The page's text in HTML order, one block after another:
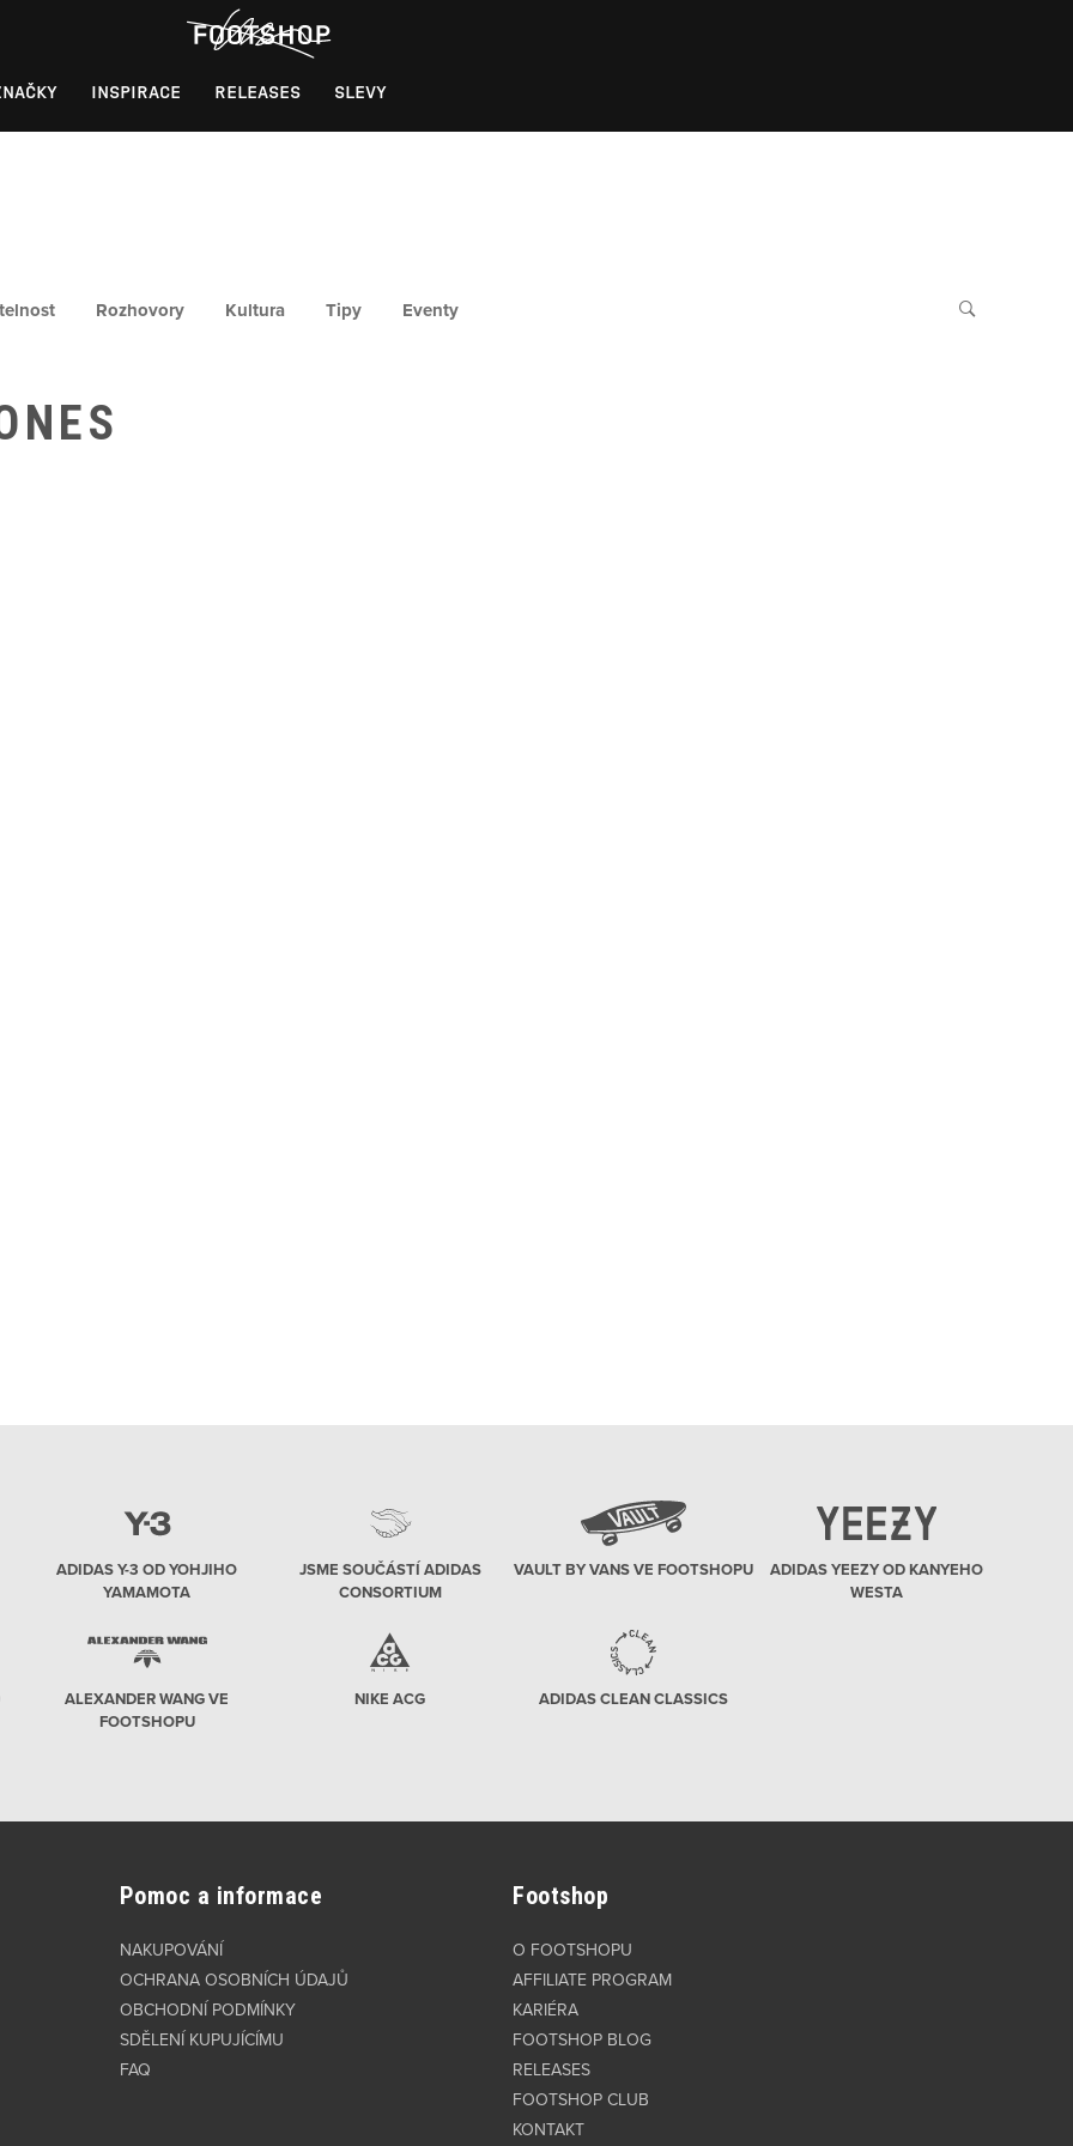
INSPIRACE RELEASES SLEVY
Rozhovory Kultura Tipy Eventy
ADIDAS Y-3 OD YOHJIHO
YAMAMOTA
JSME SOUČÁSTÍ ADIDAS
CONSORTIUM
VAULT BY VANS VE FOOTSHOPU
ADIDAS YEEZY OD KANYEHO
WESTA
ALEXANDER WANG VE
FOOTSHOPU
NIKE ACG ADIDAS CLEAN CLASSICS
Pomoc a informace
NAKUPOVÁNÍ
OCHRANA OSOBNÍCH ÚDAJŮ
OBCHODNÍ PODMÍNKY
SDĚLENÍ KUPUJÍCÍMU
FAQ
Footshop
O FOOTSHOPU
AFFILIATE PROGRAM
KARIÉRA
FOOTSHOP BLOG
RELEASES
FOOTSHOP CLUB
KONTAKT